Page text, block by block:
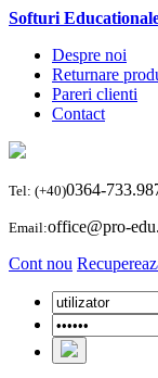
Softuri
Despre noi
Returnare
Pareri clienti
Contact
Tel: (+40)0364-
Email:office@pro-
Cont nou